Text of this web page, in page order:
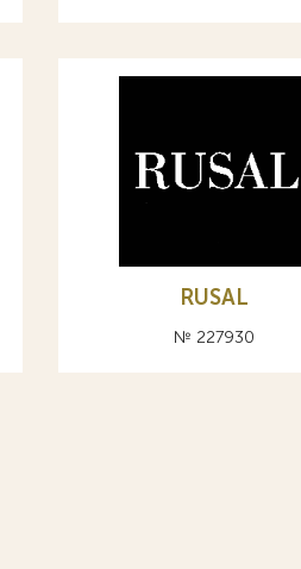
RUSAL
№ 227930